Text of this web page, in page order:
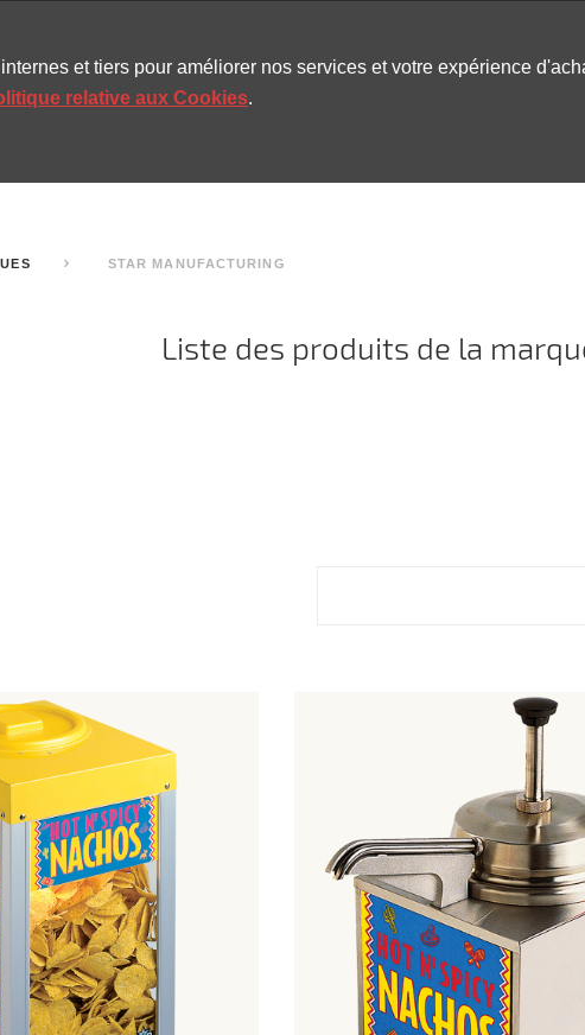
STAR MANUFACTURING
Liste des produits de la
et tiers pour améliorer nos services et votre expérience
relative aux Cookies.